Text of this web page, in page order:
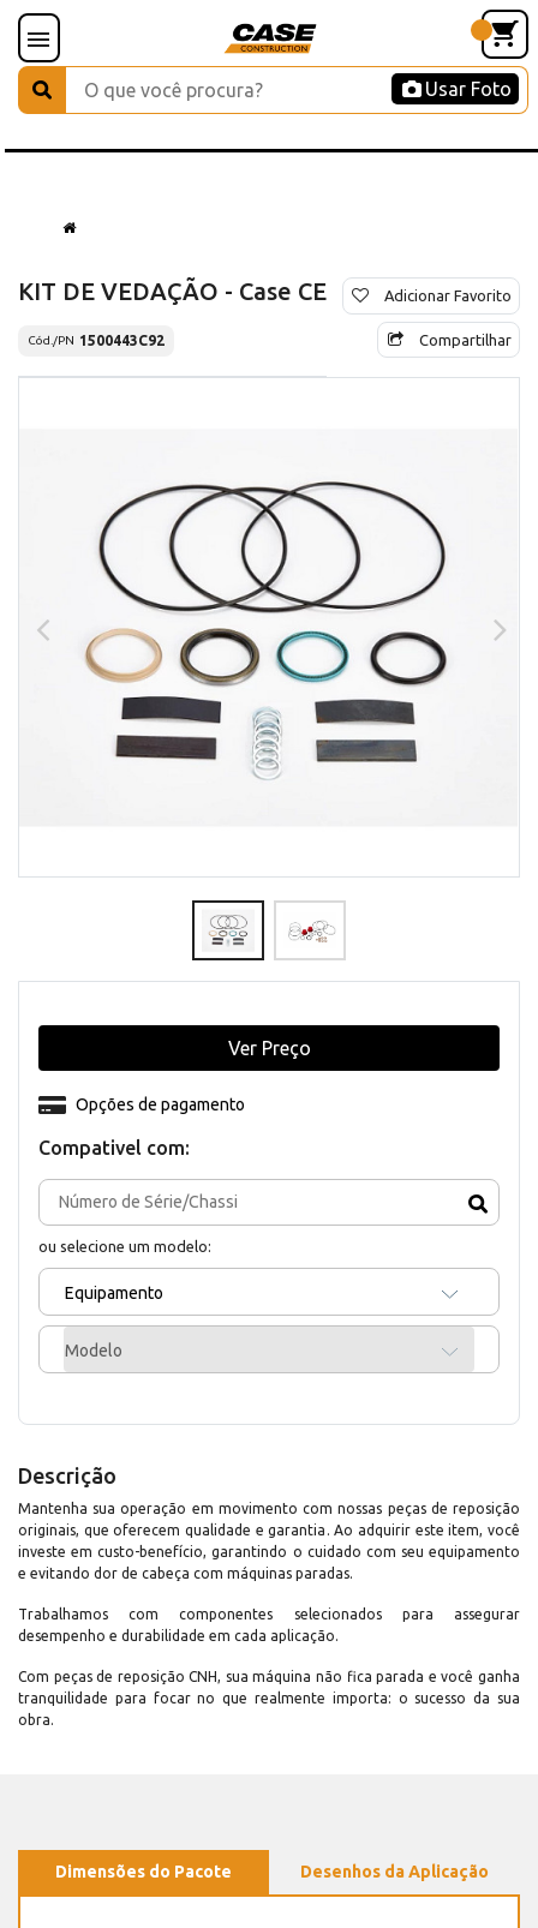
Usar Foto
KIT DE VEDAÇÃO - Case CE
Cód./PN 1500443C92
Adicionar Favorito
Compartilhar
Compativel com:
ou selecione um modelo:
Equipamento
Modelo
Opções de pagamento
Ver Preço
Descrição
Mantenha sua operação em movimento com nossas peças de reposição
originais, que oferecem qualidade e garantia. Ao adquirir este item, você
investe em custo-benefício, garantindo o cuidado com seu equipamento
e evitando dor de cabeça com máquinas paradas.
Trabalhamos com componentes selecionados para assegurar
desempenho e durabilidade em cada aplicação.
Com peças de reposição CNH, sua máquina não fica parada e você ganha
tranquilidade para focar no que realmente importa: o sucesso da sua
obra.
Dimensões do Pacote Desenhos da Aplicação